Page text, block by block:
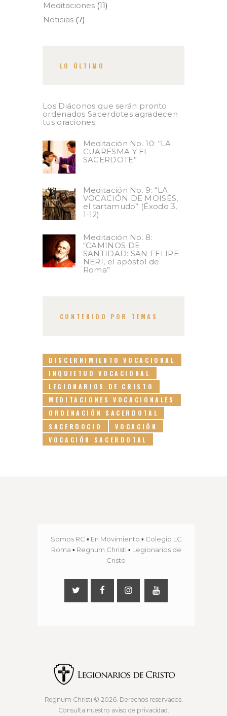
Meditaciones (11)
Noticias (7)
LO ÚLTIMO
Los Diáconos que serán pronto
ordenados Sacerdotes agradecen
tus oraciones
Meditación No. 10: “LA
CUARESMA Y EL
SACERDOTE”
Meditación No. 9: “LA
VOCACIÓN DE MOISÉS,
el tartamudo” (Éxodo 3,
1-12)
Meditación No. 8:
“CAMINOS DE
SANTIDAD: SAN FELIPE
NERI, el apóstol de
Roma”
CONTENIDO POR TEMAS
DISCERNIMIENTO VOCACIONAL
INQUIETUD VOCACIONAL
LEGIONARIOS DE CRISTO
MEDITACIONES VOCACIONALES
ORDENACIÓN SACERDOTAL
SACERDOCIO
VOCACIÓN
VOCACIÓN SACERDOTAL
Somos RC ▪ En Movimiento ▪ Colegio LC
Roma ▪ Regnum Christi▪ Legionarios de
Cristo
Regnum Christi © 2026. Derechos reservados.
Consulta nuestro aviso de privacidad .